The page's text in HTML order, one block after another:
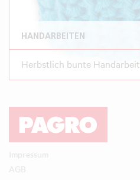
HANDARBEITEN
Herbstlich bunte Handarbeit
Impressum
AGB